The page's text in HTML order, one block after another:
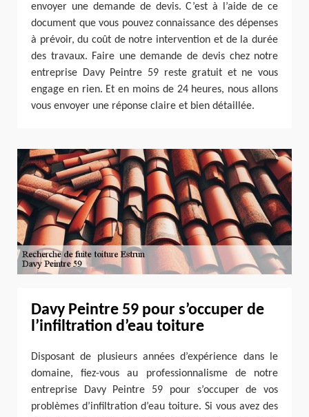
envoyer une demande de devis. C’est à l’aide de ce
document que vous pouvez connaissance des dépenses
à prévoir, du coût de notre intervention et de la durée
des travaux. Faire une demande de devis chez notre
entreprise Davy Peintre 59 reste gratuit et ne vous
engage en rien. Et en moins de 24 heures, nous allons
vous envoyer une réponse claire et bien détaillée.
Davy Peintre 59 pour s’occuper de
l’infiltration d’eau toiture
Disposant de plusieurs années d’expérience dans le
domaine, fiez-vous au professionnalisme de notre
entreprise Davy Peintre 59 pour s’occuper de vos
problèmes d’infiltration d’eau toiture. Si vous avez des